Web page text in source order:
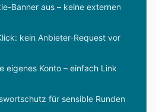
Banner aus – keine externen
kein Anbieter-Request vor
eigenes Konto – einfach Link
für sensible Runden